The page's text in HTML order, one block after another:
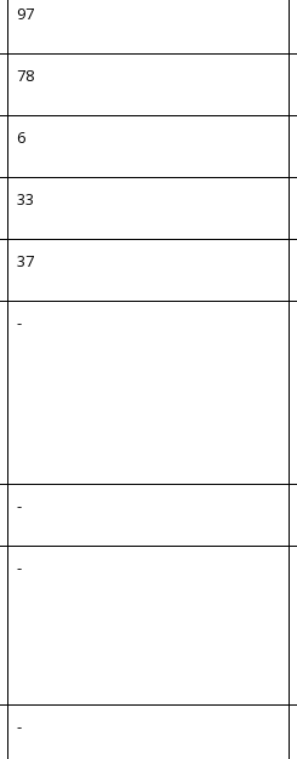
97
78
6
33
37
-
-
-
-